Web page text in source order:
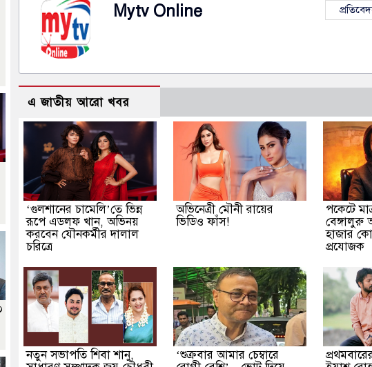
Mytv Online
এ জাতীয় আরো খবর
‘গুলশানের চামেলি’তে ভিন্ন
রূপে এডলফ খান, অভিনয়
করবেন যৌনকর্মীর দালাল
চরিত্রে
অভিনেত্রী মৌনী রায়ের
ভিডিও ফাঁস!
পকেটে
হাজার
প্রযোজক
নতুন সভাপতি শিবা শানু,
‘শুক্রবার আমার চেম্বারে